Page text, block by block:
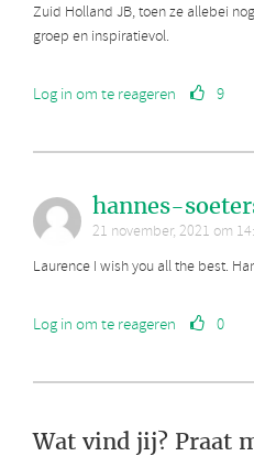
Zuid Holland JB, toen ze allebei
groep en inspiratievol.
Log in om te reageren 9
hannes-
21 november, 2021 om
Laurence I wish you all the best.
Log in om te reageren 0
Wat vind jij? Praat